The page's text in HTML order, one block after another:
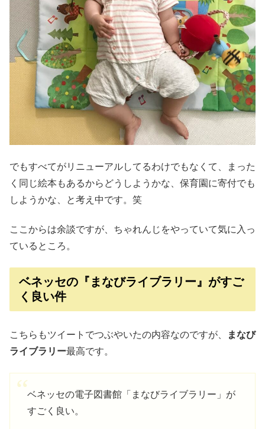
でもすべてがリニューアルしてるわけでもなくて、まった
く同じ絵本もあるからどうしようかな、保育園に寄付でも
しようかな、と考え中です。笑
ここからは余談ですが、ちゃれんじをやっていて気に入っ
ているところ。
ベネッセの『まなびライブラリー』がすご
く良い件
こちらもツイートでつぶやいたの内容なのですが、
まなび
ライブラリー最高です。
ベネッセの電子図書館「まなびライブラリー」が
すごく良い。